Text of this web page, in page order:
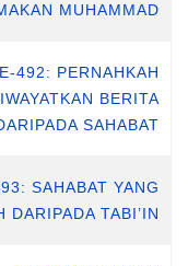
MUHAMMAD?
492: PERNAHKAH
BERITA
SAHABAT
SAHABAT YANG
DARIPADA TABI’IN